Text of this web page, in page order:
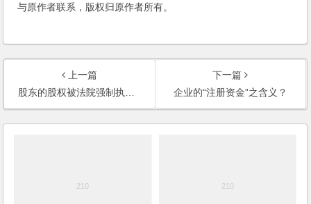
与原作者联系，版权归原作者所有。
上一篇
股东的股权被法院强制执行，公司的章程可否制定应对措施？(2006)
下一篇
企业的“注册资金”之含义？